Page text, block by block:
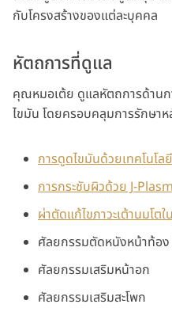
กับโครงสร้างของแต่ละบุคคล
หัตถการที่ดูแล
คุณหมอเต้ย ดูแลหัตถการด้านก
ไขมัน โดยครอบคลุมการรักษา
การดูดไขมันด้วยเทคโนโล
การกระชับผิวด้วย J-
ผ่าตัดแก้ไขภาวะเต้านมโต
ศัลยกรรมตัดหนังหน้าท้อ
ศัลยกรรมเสริมหน้าอก
ศัลยกรรมเสริมสะโพก